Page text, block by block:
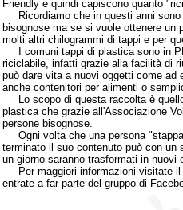
Friendly e quindi capiscono quanto
Ricordiamo che in questi anni sono
bisognose ma se si vuole ottenere un
molti altri chilogrammi di tappi e per
I comuni tappi di plastica sono in
riciclabile, infatti grazie alla facilità di
può dare vita a nuovi oggetti come ad
anche contenitori per alimenti o
Lo scopo di questa raccolta è
plastica che grazie all'Associazione
persone bisognose.
Ogni volta che una persona
terminato il suo contenuto può con un
un giorno saranno trasformati in
Per maggiori informazioni visitate
entrate a far parte del gruppo di